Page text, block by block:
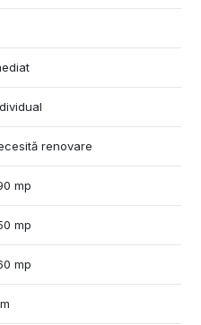
unui proiect nou, în
și pietonal intens
investiție
instituții și mijloace
birouri sau
renovare
mp
mp
mp